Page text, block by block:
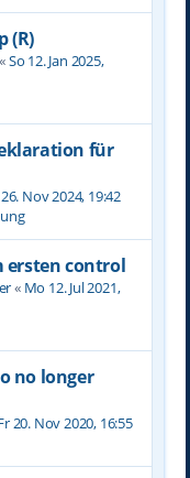
(R)
So 12. Jan 2025,
für
Nov 2024, 19:42
ersten control
« Mo 12. Jul 2021,
no longer
20. Nov 2020, 16:55